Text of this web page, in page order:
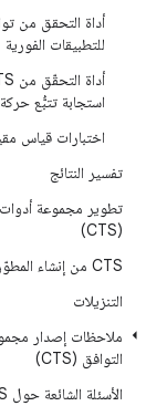
أداة التحقق من
للتطبيقات الفورية
استجابة تتبُّع
اختبارات قياس
تفسير النتائج
تطوير مجموعة أدوات
(CTS)
CTS من إنشاء المطوّرين
التنزيلات
ملاحظات إصدار
التوافق (CTS)
الأسئلة الشائعة حول CTS